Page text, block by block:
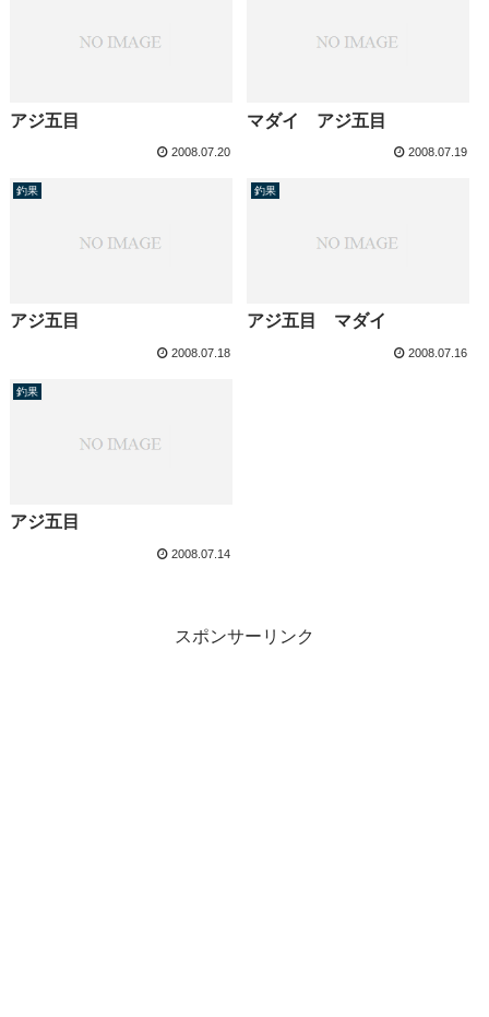
アジ五目
2008.07.20
マダイ アジ五目
2008.07.19
釣果
アジ五目
2008.07.18
釣果
アジ五目 マダイ
2008.07.16
釣果
アジ五目
2008.07.14
スポンサーリンク